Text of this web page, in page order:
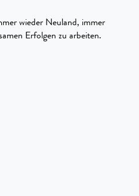
wieder Neuland, immer
Erfolgen zu arbeiten.